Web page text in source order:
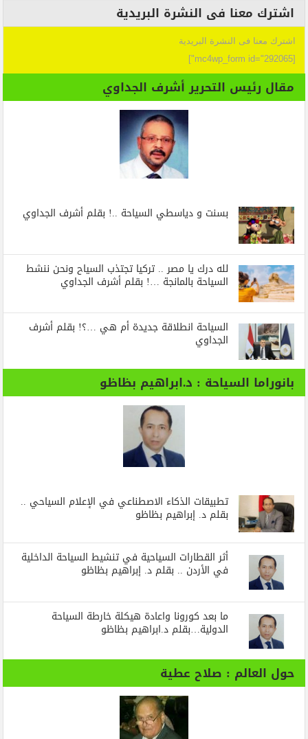
اشترك معنا فى النشرة البريدية
اشترك معنا فى النشرة البريدية
[mc4wp_form id="292065"]
مقال رئيس التحرير أشرف الجداوي
بسنت و دياسطي السياحة ..! بقلم أشرف الجداوي
لله درك يا مصر .. تركيا تجتذب السياح ونحن ننشط
السياحة بالمانجة …! بقلم أشرف الجداوي
السياحة انطلاقة جديدة أم هي …؟! بقلم أشرف
الجداوي
بانوراما السياحة : د.ابراهيم بظاظو
تطبيقات الذكاء الاصطناعي في الإعلام السياحي ..
بقلم د. إبراهيم بظاظو
أثر القطارات السياحية في تنشيط السياحة الداخلية
في الأردن .. بقلم د. إبراهيم بظاظو
ما بعد كورونا واعادة هيكلة خارطة السياحة
الدولية…بقلم د.ابراهيم بظاظو
حول العالم : صلاح عطية